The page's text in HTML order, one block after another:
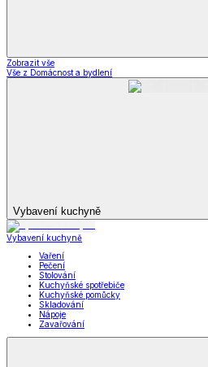
Zobrazit vše
Vše z Domácnost a bydlení
Vybavení kuchyně
Vybavení kuchyně
Vaření
Pečení
Stolování
Kuchyňské spotřebiče
Kuchyňské pomůcky
Skladování
Nápoje
Zavařování